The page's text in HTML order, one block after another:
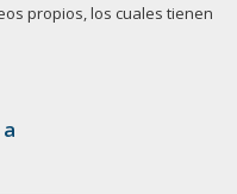
propios, los cuales tienen